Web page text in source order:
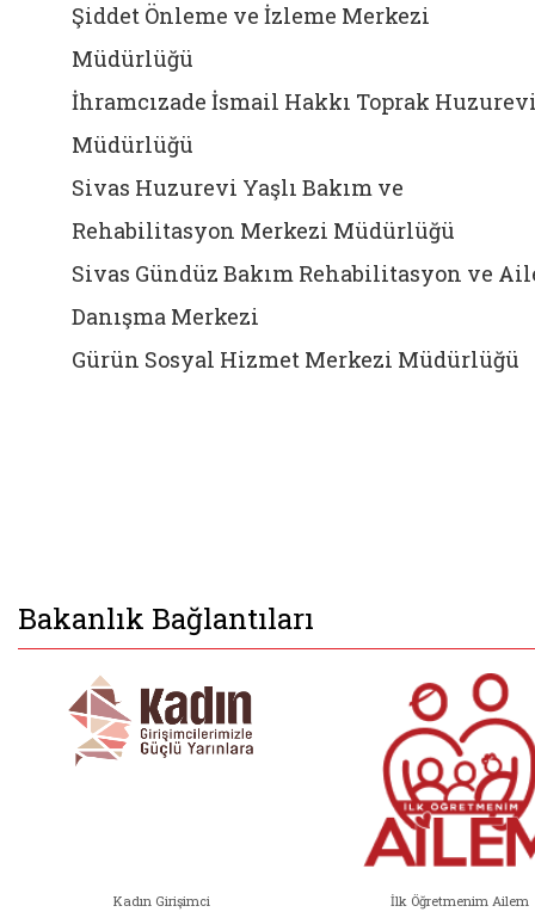
Şiddet Önleme ve İzleme Merkezi
Müdürlüğü
İhramcızade İsmail Hakkı Toprak
Müdürlüğü
Sivas Huzurevi Yaşlı Bakım ve
Rehabilitasyon Merkezi Müdürlüğü
Sivas Gündüz Bakım Rehabilitasyon ve
Danışma Merkezi
Gürün Sosyal Hizmet Merkezi Müdürlüğü
Bakanlık Bağlantıları
Kadın Girişimci İlk Öğretmenim Ailem